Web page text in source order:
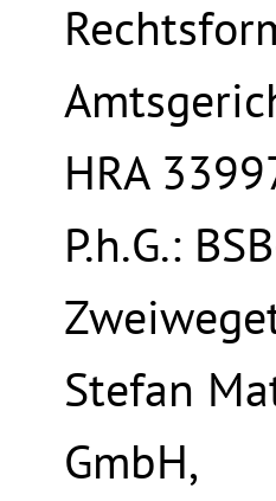
HRA
P.h.G.:
Stefan
GmbH,